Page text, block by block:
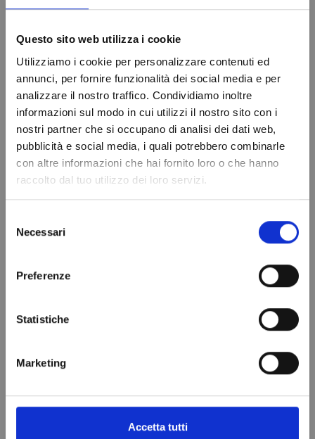
Questo sito web utilizza i cookie
Utilizziamo i cookie per personalizzare contenuti ed
annunci, per fornire funzionalità dei social media e per
analizzare il nostro traffico. Condividiamo inoltre
informazioni sul modo in cui utilizzi il nostro sito con i
nostri partner che si occupano di analisi dei dati web,
pubblicità e social media, i quali potrebbero combinarle
con altre informazioni che hai fornito loro o che hanno
raccolto dal tuo utilizzo dei loro servizi.
delNecessari
Preferenze
Statistiche
Marketing
Accetta tutti
Rivenditori ufficiali per l'Europa
Nel nostro catalogo troverai prodotti e parti di
Do not show again.